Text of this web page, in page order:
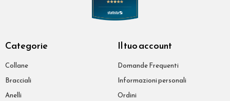
Categorie
Collane
Bracciali
Anelli
Il tuo account
Domande Frequenti
Informazioni personali
Ordini